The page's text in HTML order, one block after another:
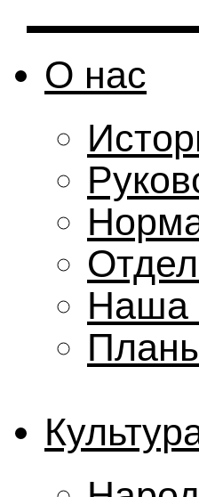
О нас
Наша